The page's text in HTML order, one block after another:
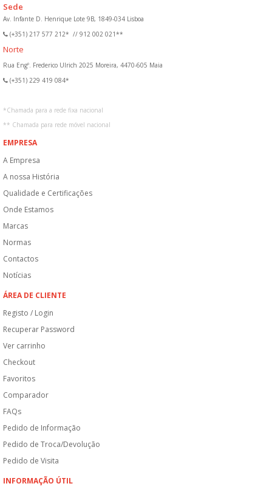
Sede
Av. Infante D. Henrique Lote 9B, 1849-034 Lisboa
(+351) 217 577 212* // 912 002 021**
Norte
Rua Engº. Frederico Ulrich 2025 Moreira, 4470-605 Maia
(+351) 229 419 084*
*Chamada para a rede fixa nacional
** Chamada para rede móvel nacional
EMPRESA
A Empresa
A nossa História
Qualidade e Certificações
Onde Estamos
Marcas
Normas
Contactos
Notícias
ÁREA DE CLIENTE
Registo / Login
Recuperar Password
Ver carrinho
Checkout
Favoritos
Comparador
FAQs
Pedido de Informação
Pedido de Troca/Devolução
Pedido de Visita
INFORMAÇÃO ÚTIL